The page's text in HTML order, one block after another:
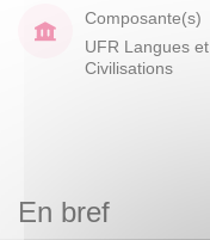
Composante(s)
UFR Langues et
Civilisations
En bref